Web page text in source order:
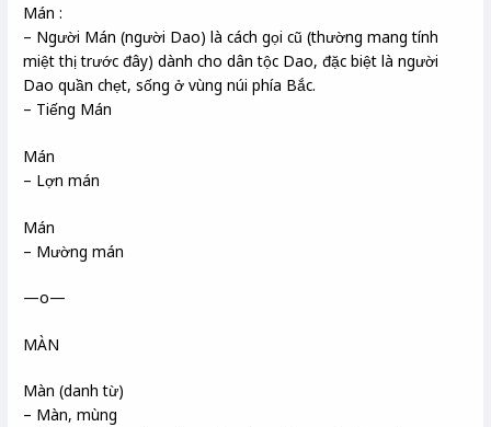
Mán :
– Người Mán (người Dao) là cách gọi cũ (thường mang tính
miệt thị trước đây) dành cho dân tộc Dao, đặc biệt là người
Dao quần chẹt, sống ở vùng núi phía Bắc.
– Tiếng Mán
Mán
– Lợn mán
Mán
– Mường mán
—o—
MÀN
Màn (danh từ)
– Màn, mùng